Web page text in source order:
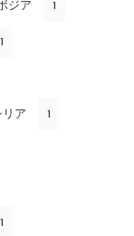
ジア 1
1
リア 1
1